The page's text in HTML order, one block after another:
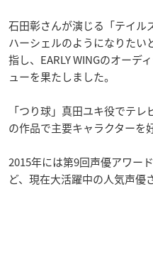
石田彰さんが演じる「テイル
ハーシェルのようになりたい
指し、EARLY WINGのオーデ
ューを果たしました。
「つり球」真田ユキ役でテ
の作品で主要キャラクターを
2015年には第9回声優アワー
ど、現在大活躍中の人気声優